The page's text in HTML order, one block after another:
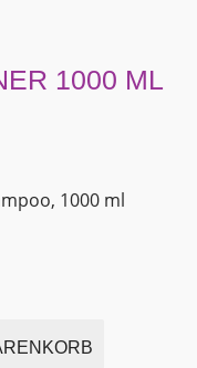
1000 ML
1000 ml